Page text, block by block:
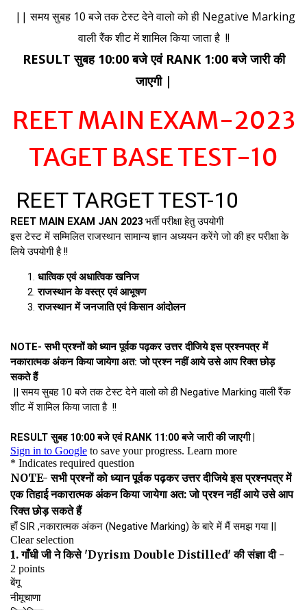
|| समय सुबह 10 बजे तक टेस्ट देने वालो को ही Negative Marking
वाली रैंक शीट में शामिल किया जाता है !!
RESULT सुबह 10:00 बजे एवं RANK 1:00 बजे जारी की
जाएगी |
REET MAIN EXAM-2023
TAGET BASE TEST-10